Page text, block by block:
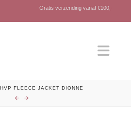
Gratis verzending vanaf €100,-
HVP FLEECE JACKET DIONNE